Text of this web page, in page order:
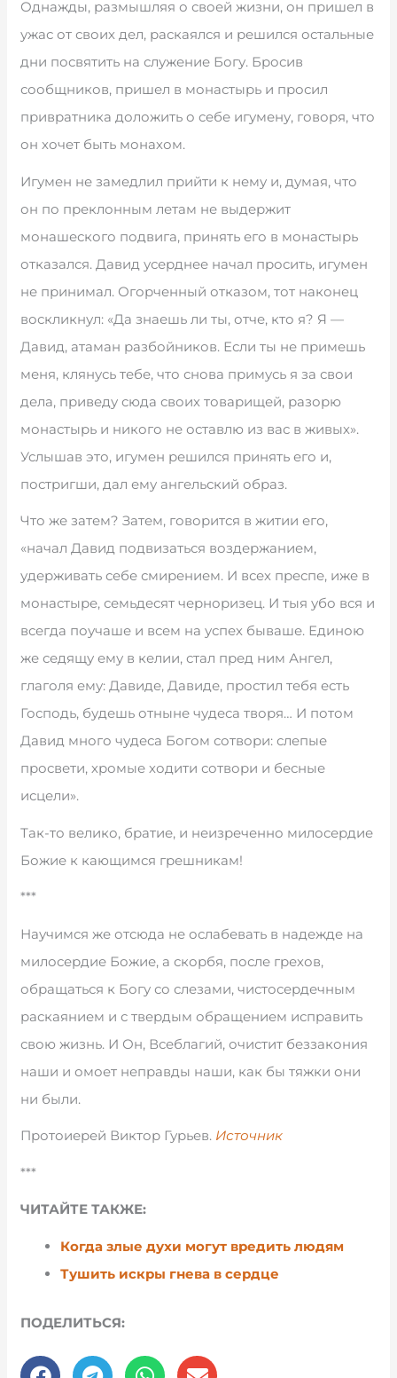
Однажды, размышляя о своей жизни, он пришел в
ужас от своих дел, раскаялся и решился остальные
дни посвятить на служение Богу. Бросив
сообщников, пришел в монастырь и просил
привратника доложить о себе игумену, говоря, что
он хочет быть монахом.
Игумен не замедлил прийти к нему и, думая, что
он по преклонным летам не выдержит
монашеского подвига, принять его в монастырь
отказался. Давид усерднее начал просить, игумен
не принимал. Огорченный отказом, тот наконец
воскликнул: «Да знаешь ли ты, отче, кто я? Я —
Давид, атаман разбойников. Если ты не примешь
меня, клянусь тебе, что снова примусь я за свои
дела, приведу сюда своих товарищей, разорю
монастырь и никого не оставлю из вас в живых».
Услышав это, игумен решился принять его и,
постригши, дал ему ангельский образ.
Что же затем? Затем, говорится в житии его,
«начал Давид подвизаться воздержанием,
удерживать себе смирением. И всех преспе, иже в
монастыре, семьдесят черноризец. И тыя убо вся и
всегда поучаше и всем на успех бываше. Единою
же седящу ему в келии, стал пред ним Ангел,
глаголя ему: Давиде, Давиде, простил тебя есть
Господь, будешь отныне чудеса творя… И потом
Давид много чудеса Богом сотвори: слепые
просвети, хромые ходити сотвори и бесные
исцели».
Так-то велико, братие, и неизреченно милосердие
Божие к кающимся грешникам!
***
Научимся же отсюда не ослабевать в надежде на
милосердие Божие, а скорбя, после грехов,
обращаться к Богу со слезами, чистосердечным
раскаянием и с твердым обращением исправить
свою жизнь. И Он, Всеблагий, очистит беззакония
наши и омоет неправды наши, как бы тяжки они
ни были.
Протоиерей Виктор Гурьев. Источник
***
ЧИТАЙТЕ ТАКЖЕ:
Когда злые духи могут вредить людям
Тушить искры гнева в сердце
ПОДЕЛИТЬСЯ: